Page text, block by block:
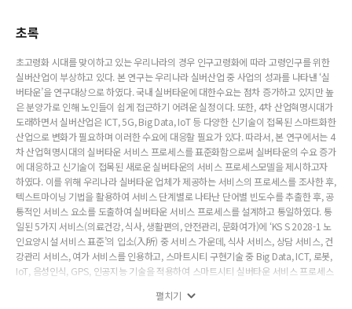
초록
초고령화 시대를 맞이하고 있는 우리나라의 경우 인구고령화에 따라 고령인구를 위한
실버산업이 부상하고 있다. 본 연구는 우리나라 실버산업 중 사업의 성과를 나타낸 ‘실
버타운’을 연구대상으로 하였다. 국내 실버타운에 대한수요는 점차 증가하고 있지만 높
은 분양가로 인해 노인들이 쉽게 접근하기 어려운 실정이다. 또한, 4차 산업혁명시대가
도래하면서 실버산업은 ICT, 5G, Big Data, IoT 등 다양한 신기술이 접목된 스마트화한
산업으로 변화가 필요하며 이러한 수요에 대응할 필요가 있다. 따라서, 본 연구에서는 4
차 산업혁명시대의 실버타운 서비스 프로세스를 표준화함으로써 실버타운의 수요 증가
에 대응하고 신기술이 접목된 새로운 실버타운의 서비스 프로세스모델을 제시하고자
하였다. 이를 위해 우리나라 실버타운 업체가 제공하는 서비스의 프로세스를 조사한 후,
텍스트마이닝 기법을 활용하여 서비스 단계별로 나타난 단어별 빈도수를 추출한 후, 공
통적인 서비스 요소를 도출하여 실버타운 서비스 프로세스를 설계하고 통일하였다. 통
일된 5가지 서비스(의료건강, 식사, 생활편의, 안전관리, 문화여가)에 ‘KS S 2028-1 노
인요양시설 서비스 표준’의 입소(入所) 중 서비스 가운데, 식사 서비스, 상담 서비스, 건
강관리 서비스, 여가 서비스를 인용하고, 스마트시티 구현기술 중 Big Data, ICT, 로봇,
IoT, 음성인식, GPS, 인공지능 기술을 적용하여 스마트시티 실버타운 서비스 프로세스
제공을 위한 기본 자료로 활용할 수 있고, 실버타운 입소자의 서비스 선택의 기초 자료
펼치기